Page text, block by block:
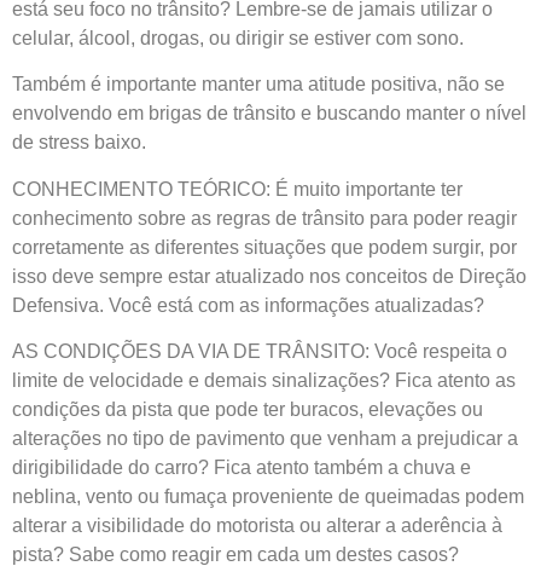
está seu foco no trânsito? Lembre-se de jamais utilizar o
celular, álcool, drogas, ou dirigir se estiver com sono.
Também é importante manter uma atitude positiva, não se
envolvendo em brigas de trânsito e buscando manter o nível
de stress baixo.
CONHECIMENTO TEÓRICO: É muito importante ter
conhecimento sobre as regras de trânsito para poder reagir
corretamente as diferentes situações que podem surgir, por
isso deve sempre estar atualizado nos conceitos de Direção
Defensiva. Você está com as informações atualizadas?
AS CONDIÇÕES DA VIA DE TRÂNSITO: Você respeita o
limite de velocidade e demais sinalizações? Fica atento as
condições da pista que pode ter buracos, elevações ou
alterações no tipo de pavimento que venham a prejudicar a
dirigibilidade do carro? Fica atento também a chuva e
neblina, vento ou fumaça proveniente de queimadas podem
alterar a visibilidade do motorista ou alterar a aderência à
pista? Sabe como reagir em cada um destes casos?